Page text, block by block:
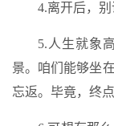
4.离开后，
5.人生就象
景。咱们能够坐
忘返。毕竟，终点